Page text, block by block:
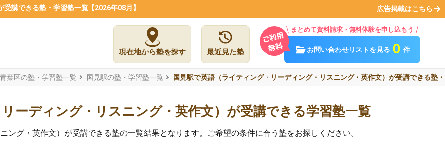
講できる塾・学習塾一覧【2026年08月】 広告掲載はこちら
現在地から塾を探す 最近見た塾
まとめて資料請求・無料体験を申し込もう
お問い合わせリストを見る 0 件
葉区の塾・学習塾一覧 国見駅の塾・学習塾一覧 国見駅で英語（ライティング・リーディング・リスニング・英作文）が受講できる塾
ーディング・リスニング・英作文）が受講できる学習塾一覧
ング・英作文）が受講できる塾の一覧結果となります。ご希望の条件に合う塾をお探しください。